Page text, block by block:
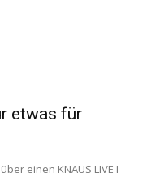
etwas für
einen KNAUS LIVE I